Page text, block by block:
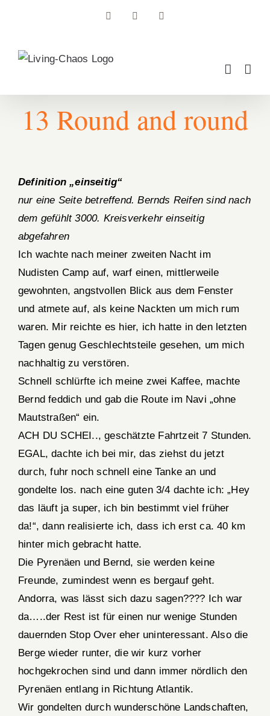
FacebookInstagramPinterest
13 Round and round
Definition „einseitig“
nur eine Seite betreffend. Bernds Reifen sind nach
dem gefühlt 3000. Kreisverkehr einseitig
abgefahren
Ich wachte nach meiner zweiten Nacht im
Nudisten Camp auf, warf einen, mittlerweile
gewohnten, angstvollen Blick aus dem Fenster
und atmete auf, als keine Nackten um mich rum
waren. Mir reichte es hier, ich hatte in den letzten
Tagen genug Geschlechtsteile gesehen, um mich
nachhaltig zu verstören.
Schnell schlürfte ich meine zwei Kaffee, machte
Bernd feddich und gab die Route im Navi „ohne
Mautstraßen“ ein.
ACH DU SCHEI.., geschätzte Fahrtzeit 7 Stunden.
EGAL, dachte ich bei mir, das ziehst du jetzt
durch, fuhr noch schnell eine Tanke an und
gondelte los. nach eine guten 3/4 dachte ich: „Hey
das läuft ja super, ich bin bestimmt viel früher
da!“, dann realisierte ich, dass ich erst ca. 40 km
hinter mich gebracht hatte.
Die Pyrenäen und Bernd, sie werden keine
Freunde, zumindest wenn es bergauf geht.
Andorra, was lässt sich dazu sagen???? Ich war
da…..der Rest ist für einen nur wenige Stunden
dauernden Stop Over eher uninteressant. Also die
Berge wieder runter, die wir kurz vorher
hochgekrochen sind und dann immer nördlich den
Pyrenäen entlang in Richtung Atlantik.
Wir gondelten durch wunderschöne Landschaften,